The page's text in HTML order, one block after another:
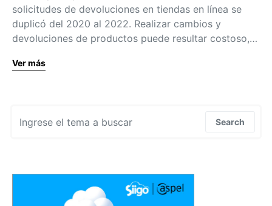
solicitudes de devoluciones en tiendas en línea se
duplicó del 2020 al 2022. Realizar cambios y
devoluciones de productos puede resultar costoso,…
Ver más
Search